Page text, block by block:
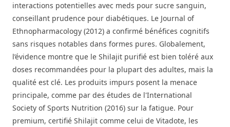
interactions potentielles avec meds pour sucre sanguin,
conseillant prudence pour diabétiques. Le Journal of
Ethnopharmacology (2012) a confirmé bénéfices cognitifs
sans risques notables dans formes pures. Globalement,
l’évidence montre que le Shilajit purifié est bien toléré aux
doses recommandées pour la plupart des adultes, mais la
qualité est clé. Les produits impurs posent la menace
principale, comme par des études de l'International
Society of Sports Nutrition (2016) sur la fatigue. Pour
premium, certifié Shilajit comme celui de Vitadote, les